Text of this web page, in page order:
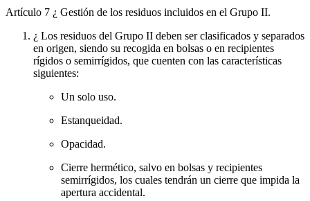
Artículo 7 ¿ Gestión de los residuos incluidos en el Grupo II.
¿ Los residuos del Grupo II deben ser clasificados y separados
en origen, siendo su recogida en bolsas o en recipientes
rígidos o semirrígidos, que cuenten con las características
siguientes:
Un solo uso.
Estanqueidad.
Opacidad.
Cierre hermético, salvo en bolsas y recipientes
semirrígidos, los cuales tendrán un cierre que impida la
apertura accidental.